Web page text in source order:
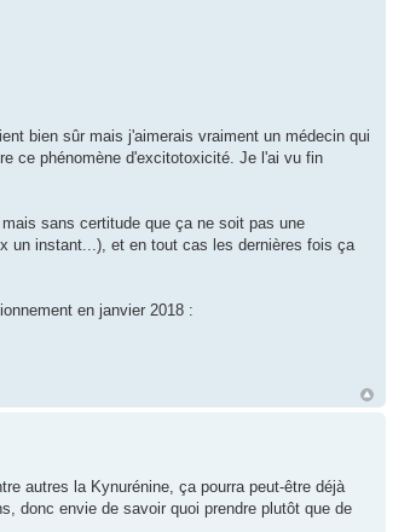
bien sûr mais j'aimerais vraiment un médecin qui
ce phénomène d'excitotoxicité. Je l'ai vu fin
sans certitude que ça ne soit pas une
un instant...), et en tout cas les dernières fois ça
en janvier 2018 :
autres la Kynurénine, ça pourra peut-être déjà
donc envie de savoir quoi prendre plutôt que de